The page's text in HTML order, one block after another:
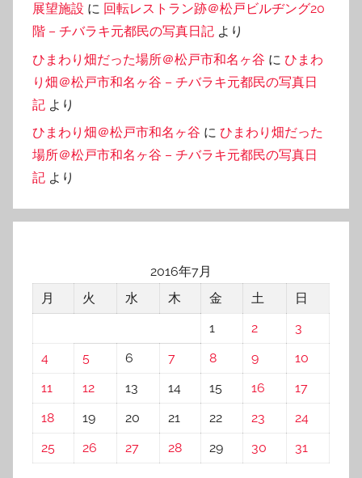
展望施設 に 回転レストラン跡＠松戸ビルヂング20
階 – チバラキ元都民の写真日記 より
ひまわり畑だった場所＠松戸市和名ヶ谷 に ひまわ
り畑＠松戸市和名ヶ谷 – チバラキ元都民の写真日
記 より
ひまわり畑＠松戸市和名ヶ谷 に ひまわり畑だった
場所＠松戸市和名ヶ谷 – チバラキ元都民の写真日
記 より
2016年7月
月
火 水 木 金 土
日
1
2
3
4
5 6 7 8 9
10
11
12 13 14 15 16
17
18
19 20 21 22 23
24
25
26 27 28 29 30 31